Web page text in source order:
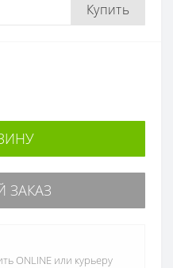
Купить
ЗАКАЗ
ONLINE или курьеру